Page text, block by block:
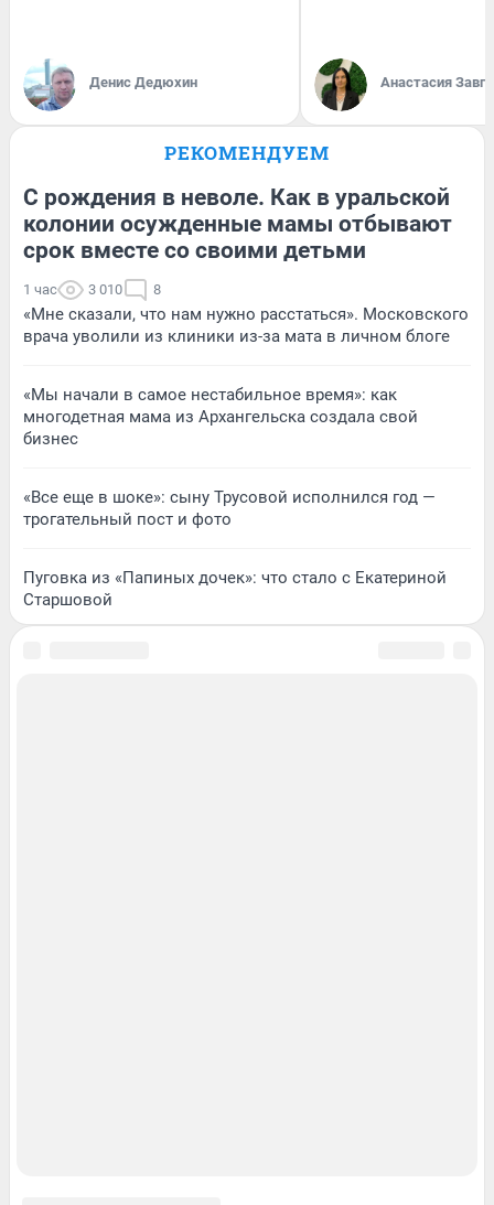
Денис Дедюхин Анастасия
РЕКОМЕНДУЕМ
С рождения в неволе. Как в уральской
колонии осужденные мамы отбывают
срок вместе со своими детьми
1 час 3 010 8
«Мне сказали, что нам нужно расстаться». Московского
врача уволили из клиники из-за мата в личном блоге
«Мы начали в самое нестабильное время»: как
многодетная мама из Архангельска создала свой
бизнес
«Все еще в шоке»: сыну Трусовой исполнился год —
трогательный пост и фото
Пуговка из «Папиных дочек»: что стало с Екатериной
Старшовой